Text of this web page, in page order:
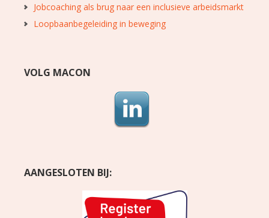
Jobcoaching als brug naar een inclusieve arbeidsmarkt
Loopbaanbegeleiding in beweging
VOLG MACON
AANGESLOTEN BIJ: